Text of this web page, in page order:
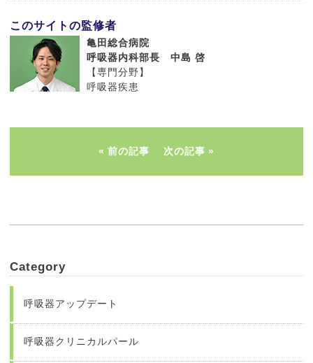
このサイトの監修者
亀田総合病院
呼吸器内科部長 中島 啓
【専門分野】
呼吸器疾患
前の記事 次の記事
Category
呼吸器アップデート
呼吸器クリニカルパール